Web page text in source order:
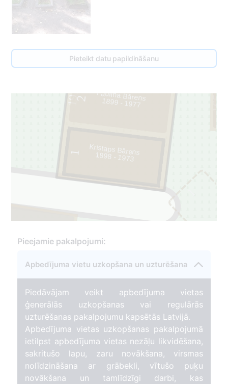
Pieteikt datu papildināšanu
191
1
2
Kristaps Bārens
1898 - 1973
Paulīna Bārens
1899 - 1977
Pieejamie pakalpojumi:
Apbedījuma vietu uzkopšana un uzturēšana
Piedāvājam veikt apbedījuma vietas
ģenerālās uzkopšanas vai regulārās
uzturēšanas pakalpojumu kapsētās Latvijā.
Apbedījuma vietas uzkopšanas pakalpojumā
ietilpst apbedījuma vietas nezāļu likvidēšana,
sakritušo lapu, zaru novākšana, virsmas
nolīdzināšana ar grābekli, vītušo puķu
novākšana un tamlīdzīgi darbi, kas